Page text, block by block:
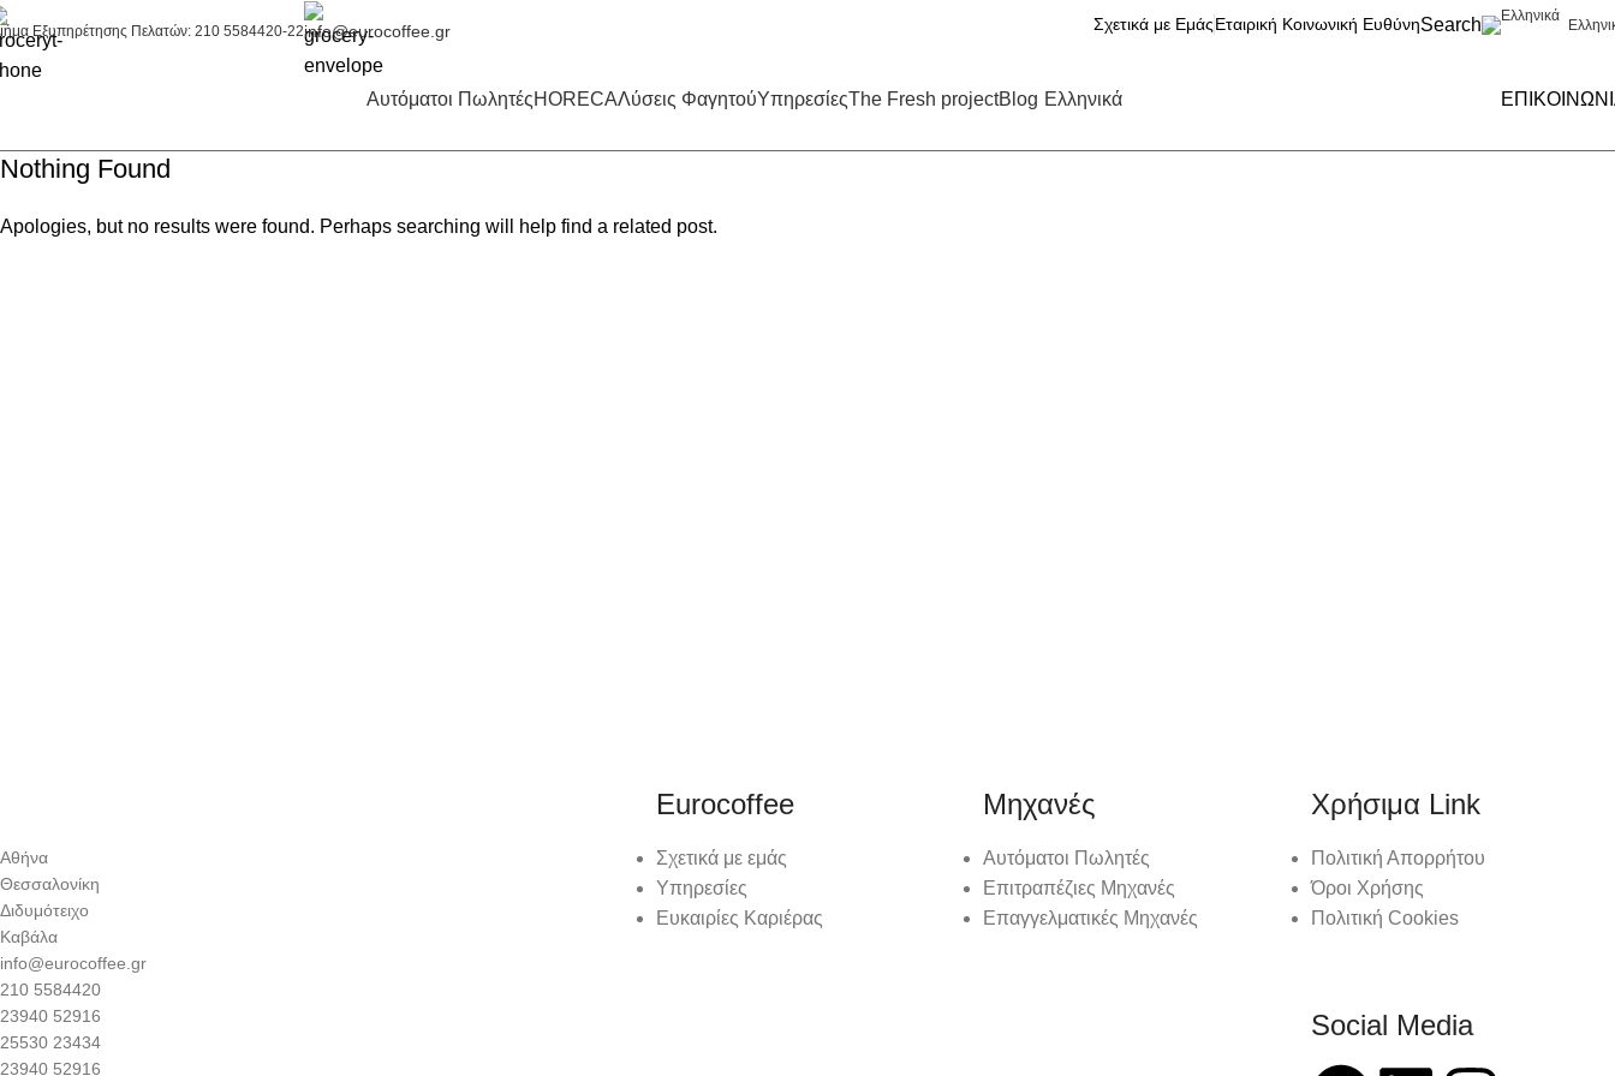
Εξυπηρέτησης Πελατών: 210 5584420-22info@eurocoffee.gr Σχετικά με ΕμάςΕταιρική Κοινωνική ΕυθύνηSearch
Αυτόματοι ΠωλητέςHORECAΛύσεις ΦαγητούΥπηρεσίεςThe Fresh projectBlog Ελληνικά
Nothing Found
Apologies, but no results were found. Perhaps searching will help find a related post.
Αθήνα
Θεσσαλονίκη
Διδυμότειχο
Καβάλα
info@eurocoffee.gr
210 5584420
23940 52916
25530 23434
23940 52916
Eurocoffee
Σχετικά με εμάς
Υπηρεσίες
Ευκαιρίες Καριέρας
Μηχανές
Αυτόματοι Πωλητές
Επιτραπέζιες Μηχανές
Επαγγελματικές Μηχανές
Χρήσιμα Link
Πολιτική Απορρήτου
Όροι Χρήσης
Πολιτική Cookies
Social Media